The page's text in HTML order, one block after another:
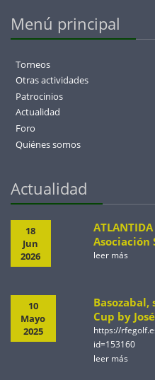
Menú principal
Torneos
Otras actividades
Patrocinios
Actualidad
Foro
Quiénes somos
Actualidad
18
Jun
2026
Asociación
leer más
10
Mayo
2025
Basozabal,
Cup by
https://
id=153160
leer más